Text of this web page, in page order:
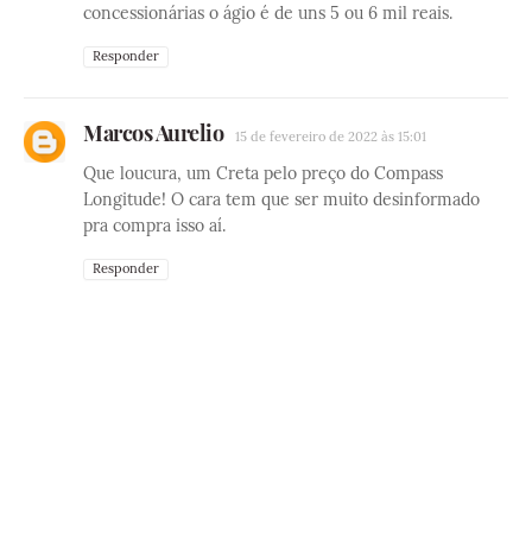
concessionárias o ágio é de uns 5 ou 6 mil reais.
Responder
Marcos Aurelio 15 de fevereiro de 2022 às 15:01
Que loucura, um Creta pelo preço do Compass
Longitude! O cara tem que ser muito desinformado
pra compra isso aí.
Responder